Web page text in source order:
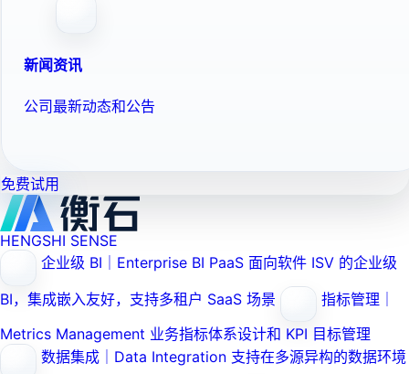
新闻资讯
公司最新动态和公告
免费试用
HENGSHI SENSE
企业级 BI｜Enterprise BI PaaS 面向软件 ISV 的企业级
BI，集成嵌入友好，支持多租户 SaaS 场景
指标管理｜
Metrics Management 业务指标体系设计和 KPI 目标管理
数据集成｜Data Integration 支持在多源异构的数据环境